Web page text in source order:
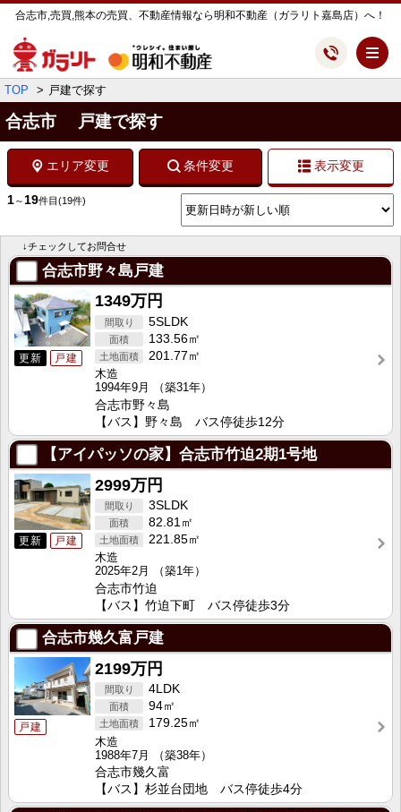
合志市,売買,熊本の売買、不動産情報なら明和不動産（ガラリト嘉島店）へ！
TOP 戸建で探す
合志市 戸建で探す
エリア変更 条件変更 表示変更
1～19件目 (19件)
↓チェックしてお問合せ
合志市野々島戸建
更新 戸建
1349万円
5SLDK
133.56㎡
201.77㎡
木造
1994年9月
（築31年）
合志市野々島
【バス】野々島 バス停徒歩12分
【アイパッソの家】合志市竹迫2期1号地
更新 戸建
2999万円
3SLDK
82.81㎡
221.85㎡
木造
2025年2月
（築1年）
合志市竹迫
【バス】竹迫下町 バス停徒歩3分
合志市幾久富戸建
戸建
2199万円
4LDK
94㎡
179.25㎡
木造
1988年7月
（築38年）
合志市幾久富
【バス】杉並台団地 バス停徒歩4分